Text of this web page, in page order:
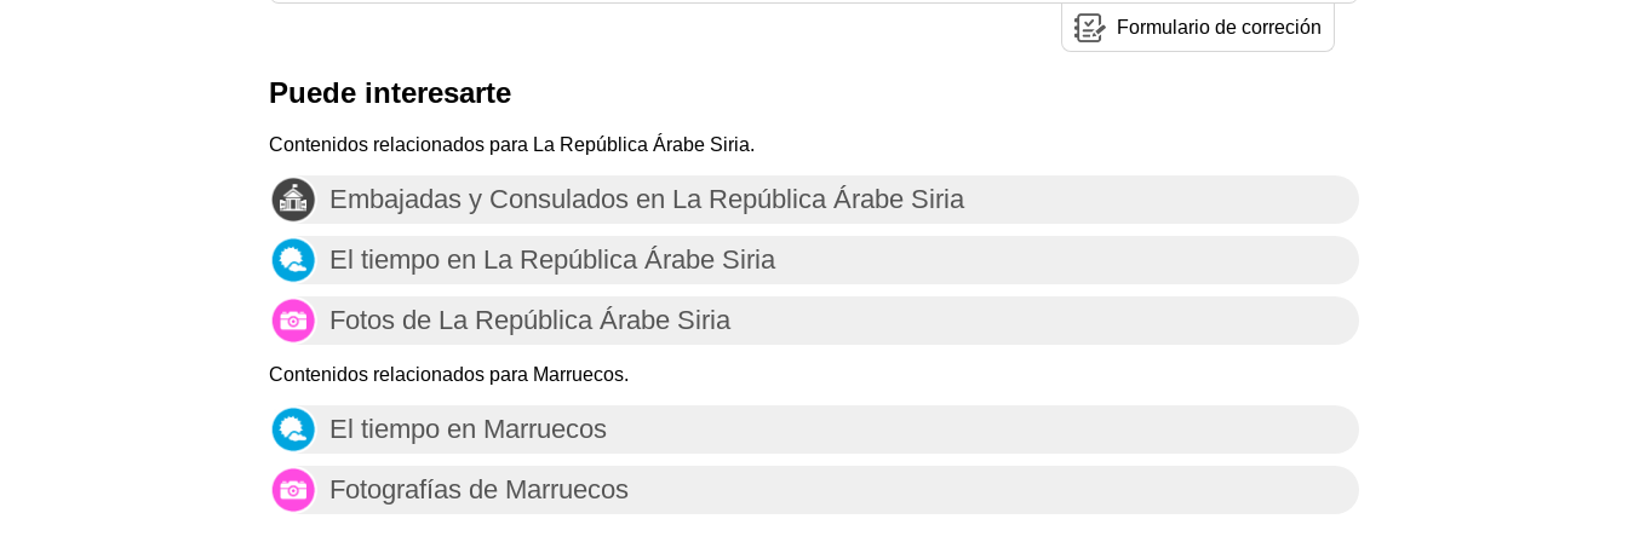
Formulario de correción
Puede interesarte
Contenidos relacionados para La República Árabe Siria.
Embajadas y Consulados en La República Árabe Siria
El tiempo en La República Árabe Siria
Fotos de La República Árabe Siria
Contenidos relacionados para Marruecos.
El tiempo en Marruecos
Fotografías de Marruecos